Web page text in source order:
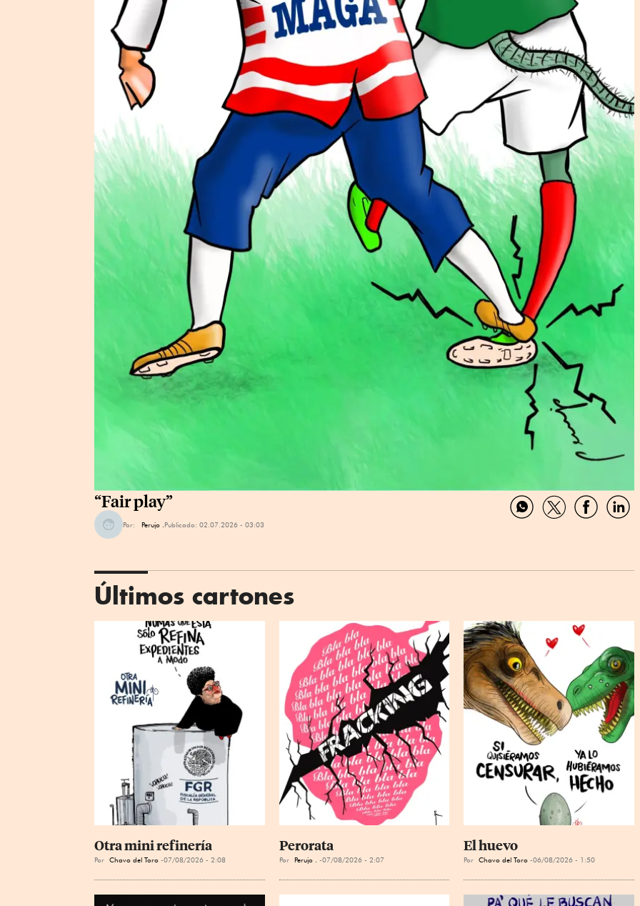
“Fair play”
Por: Perujo . Publicado: 02.07.2026 - 03:03
CompartirCompartirCompartir
Últimos cartones
Otra mini refinería
Por Chavo del Toro 07/08/2026 - 2:08
Perorata
Por Perujo . 07/08/2026 - 2:07
El huevo
Por Chavo del Toro 06/08/2026 - 1:50